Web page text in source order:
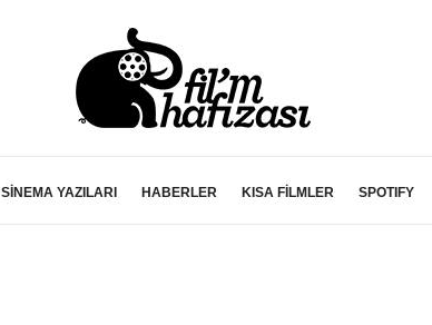
SİNEMA YAZILARI HABERLER KISA FİLMLER SPOTIFY